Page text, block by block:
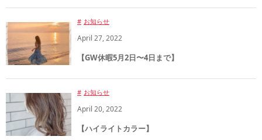
お知らせ
April 27,2022
【GW休暇5月2日〜4日まで】
お知らせ
April 20,2022
【ハイライトカラー】